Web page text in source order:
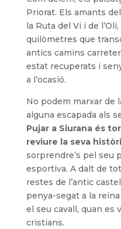
Priorat. Els amants
la Ruta del Vi i de
quilòmetres que
antics camins
estat recuperats i
a l’ocasió.
No podem marxar de
alguna escapada als
Pujar a Siurana és
reviure la seva
sorprendre’s pel seu
esportiva. A dalt de
restes de l’antic
penya-segat a la
el seu cavall, quan es
cristians.